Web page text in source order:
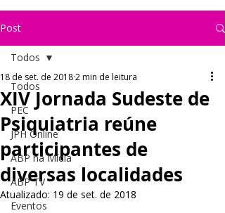
Post
Todos
PEC
JPH Online
ABP na Mídia
ABP TV
Eventos
Todos
XIV Jornada Sudeste de
Psiquiatria reúne
participantes de
diversas localidades
18 de set. de 20182 min de leitura
Atualizado: 19 de set. de 2018